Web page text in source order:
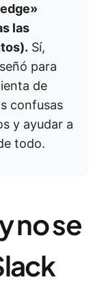
las
Sí,
para
de
confusas
y ayudar a
todo.
no se